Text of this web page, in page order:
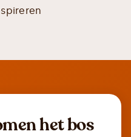
het bos